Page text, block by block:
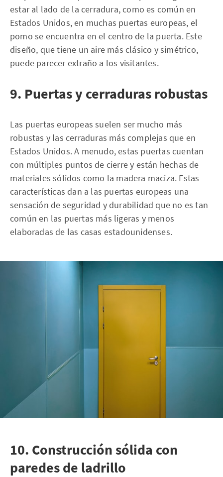
estar al lado de la cerradura, como es común en
Estados Unidos, en muchas puertas europeas, el
pomo se encuentra en el centro de la puerta. Este
diseño, que tiene un aire más clásico y simétrico,
puede parecer extraño a los visitantes.
9. Puertas y cerraduras robustas
Las puertas europeas suelen ser mucho más
robustas y las cerraduras más complejas que en
Estados Unidos. A menudo, estas puertas cuentan
con múltiples puntos de cierre y están hechas de
materiales sólidos como la madera maciza. Estas
características dan a las puertas europeas una
sensación de seguridad y durabilidad que no es tan
común en las puertas más ligeras y menos
elaboradas de las casas estadounidenses.
10. Construcción sólida con
paredes de ladrillo